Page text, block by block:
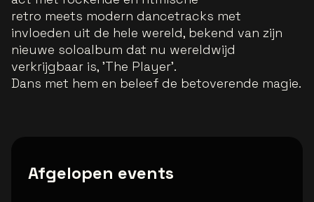
retro meets modern dancetracks met
invloeden uit de hele wereld, bekend van zijn
nieuwe soloalbum dat nu wereldwijd
verkrijgbaar is, 'The Player'.
Dans met hem en beleef de betoverende magie.
Afgelopen events